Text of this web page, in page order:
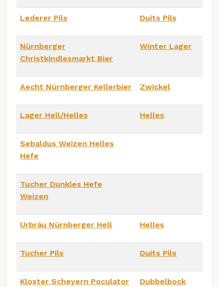
Lederer Pils Duits Pils
Nürnberger
Christkindlesmarkt Bier
Winter Lager
Aecht Nürnberger Kellerbier Zwickel
Lager Hell/Helles Helles
Sebaldus Weizen Helles
Hefe
Tucher Dunkles Hefe
Weizen
Urbräu Nürnberger Hell Helles
Tucher Pils Duits Pils
Kloster Scheyern Poculator Dubbelbock